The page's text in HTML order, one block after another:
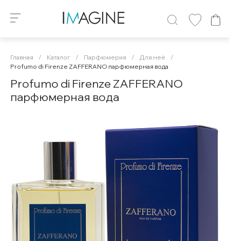
Главная / Каталог / Парфюмерия / Для неё
/
Profumo di Firenze ZAFFERANO парфюмерная вода
Profumo di Firenze ZAFFERANO
парфюмерная вода